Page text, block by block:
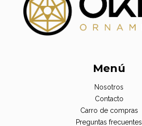
Menú
Nosotros
Contacto
Carro de compras
Preguntas frecuentes